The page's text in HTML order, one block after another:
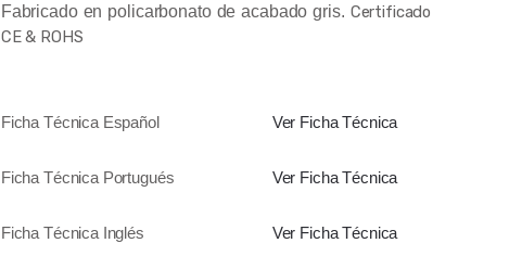
Fabricado en policarbonato de acabado gris. Certificado
CE & ROHS
Ficha Técnica Español Ver Ficha Técnica
Ficha Técnica Portugués Ver Ficha Técnica
Ficha Técnica Inglés Ver Ficha Técnica